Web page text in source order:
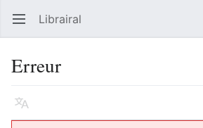
Ouvrir le menu principal Librairal
Erreur
Langue